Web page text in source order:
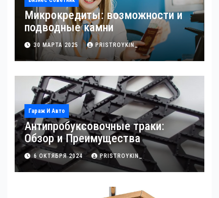
Микрокредиты: возможности и
подводные камни
30 МАРТА 2025 PRISTROYKIN_
Гараж И Авто
Антипробуксовочные траки:
Обзор и Преимущества
6 ОКТЯБРЯ 2024 PRISTROYKIN_